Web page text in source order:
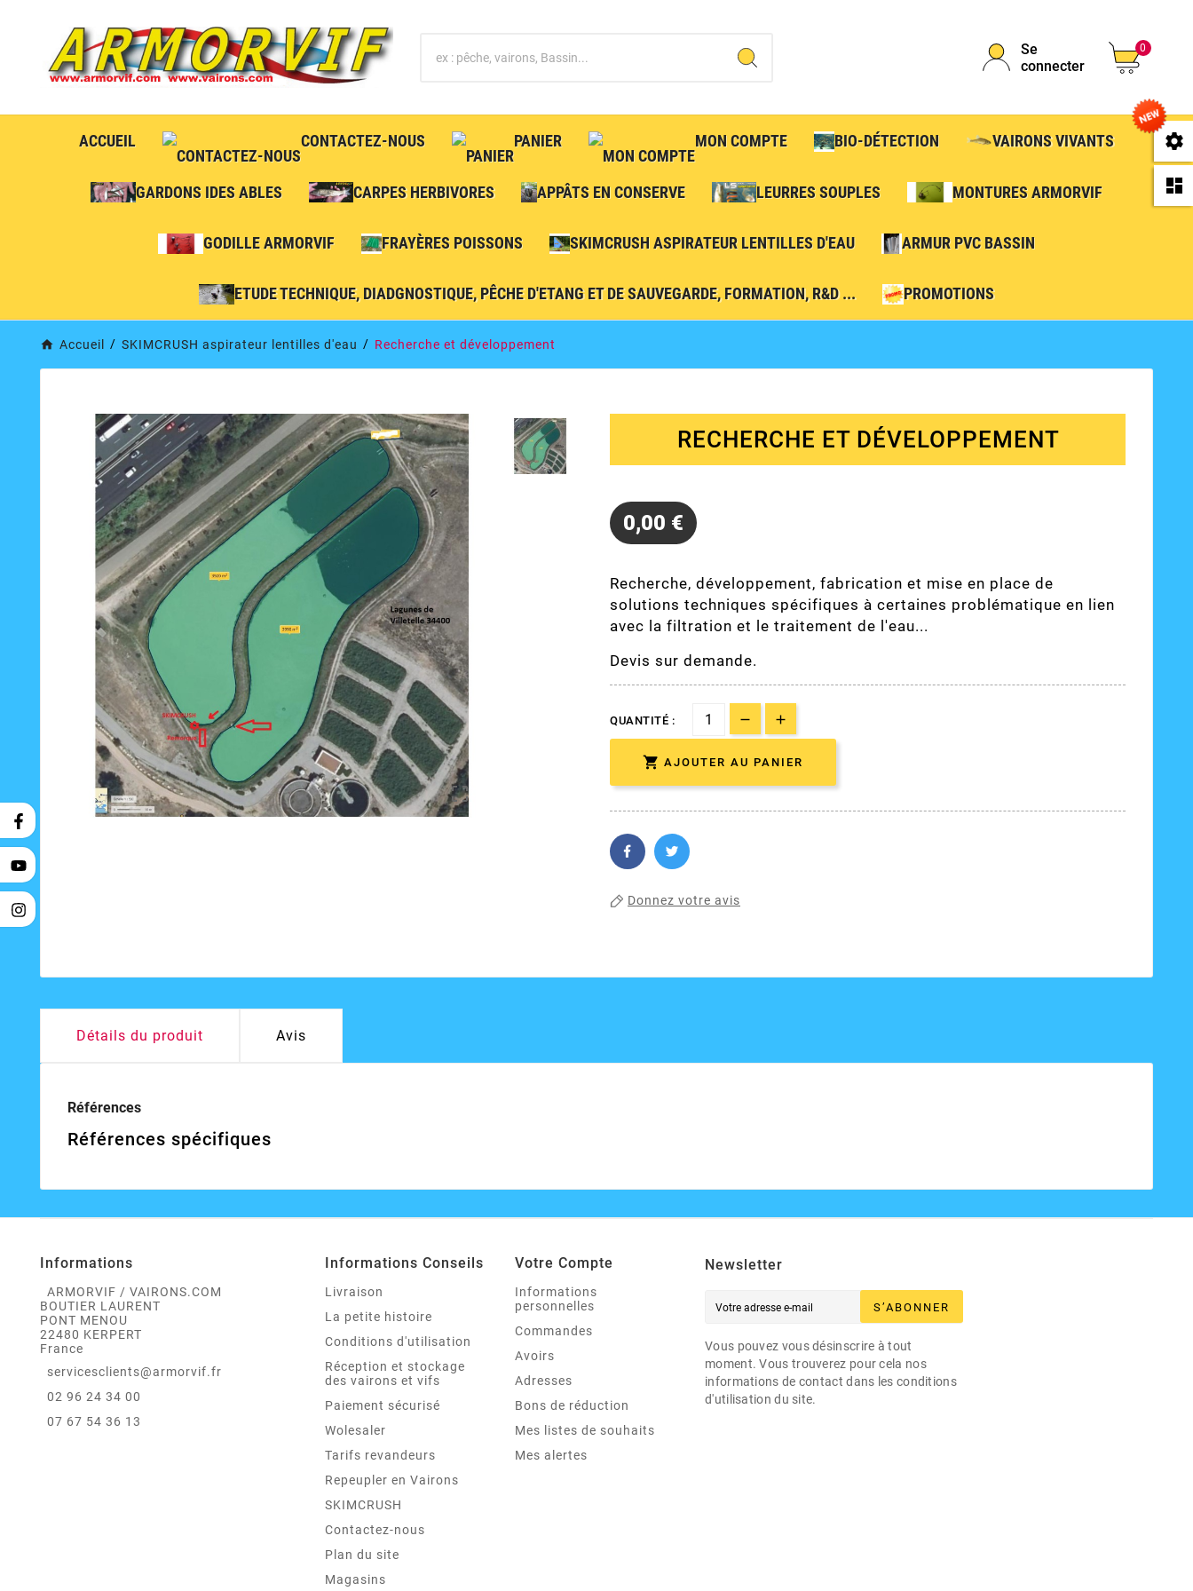
Se
connecter
0
ACCUEIL CONTACTEZ-NOUS PANIER MON COMPTE BIO-DÉTECTION VAIRONS VIVANTS
GARDONS IDES ABLES CARPES HERBIVORES APPÂTS EN CONSERVE LEURRES SOUPLES MONTURES ARMORVIF
GODILLE ARMORVIF FRAYÈRES POISSONS SKIMCRUSH ASPIRATEUR LENTILLES D'EAU ARMUR PVC BASSIN
ETUDE TECHNIQUE, DIADGNOSTIQUE, PÊCHE D'ETANG ET DE SAUVEGARDE, FORMATION, R&D ... PROMOTIONS
Accueil SKIMCRUSH aspirateur lentilles d'eau Recherche et développement

RECHERCHE ET DÉVELOPPEMENT
0,00 €
Recherche, développement, fabrication et mise en place de
solutions techniques spécifiques à certaines problématique en lien
avec la filtration et le traitement de l'eau...
Devis sur demande.
QUANTITÉ :
 AJOUTER AU PANIER
Donnez votre avis
Détails du produit Avis
Références
Références spécifiques
Informations
ARMORVIF / VAIRONS.COM
BOUTIER LAURENT
PONT MENOU
22480 KERPERT
France
servicesclients@armorvif.fr
02 96 24 34 00
07 67 54 36 13
Informations Conseils
Livraison
La petite histoire
Conditions d'utilisation
Réception et stockage
des vairons et vifs
Paiement sécurisé
Wolesaler
Tarifs revandeurs
Repeupler en Vairons
SKIMCRUSH
Contactez-nous
Plan du site
Magasins
Votre Compte
Informations
personnelles
Commandes
Avoirs
Adresses
Bons de réduction
Mes listes de souhaits
Mes alertes
Newsletter
S’ABONNER
Vous pouvez vous désinscrire à tout
moment. Vous trouverez pour cela nos
informations de contact dans les conditions
d'utilisation du site.